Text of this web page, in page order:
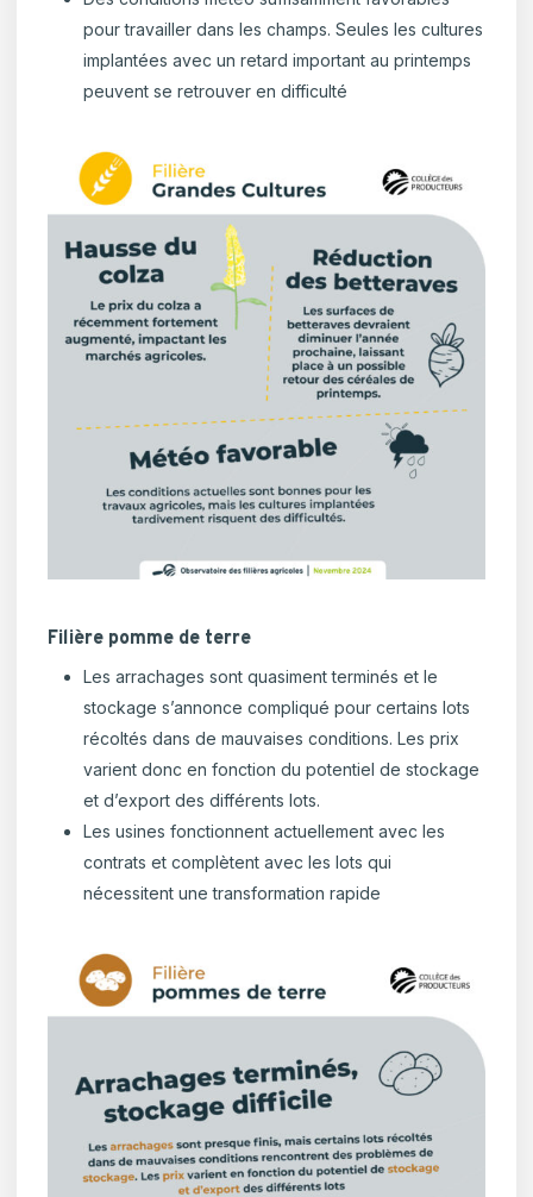
pour travailler dans les champs. Seules les cultures
implantées avec un retard important au printemps
peuvent se retrouver en difficulté
Filière pomme de terre
Les arrachages sont quasiment terminés et le
stockage s’annonce compliqué pour certains lots
récoltés dans de mauvaises conditions. Les prix
varient donc en fonction du potentiel de stockage
et d’export des différents lots.
Les usines fonctionnent actuellement avec les
contrats et complètent avec les lots qui
nécessitent une transformation rapide